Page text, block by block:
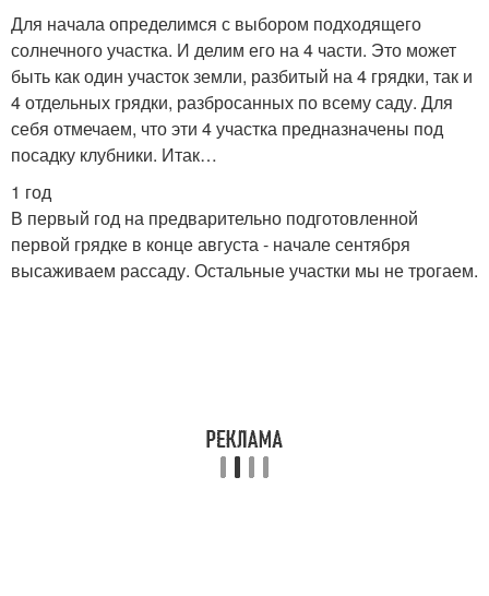
Для начала определимся с выбором подходящего
солнечного участка. И делим его на 4 части. Это может
быть как один участок земли, разбитый на 4 грядки, так и
4 отдельных грядки, разбросанных по всему саду. Для
себя отмечаем, что эти 4 участка предназначены под
посадку клубники. Итак…
1 год
В первый год на предварительно подготовленной
первой грядке в конце августа - начале сентября
высаживаем рассаду. Остальные участки мы не трогаем.